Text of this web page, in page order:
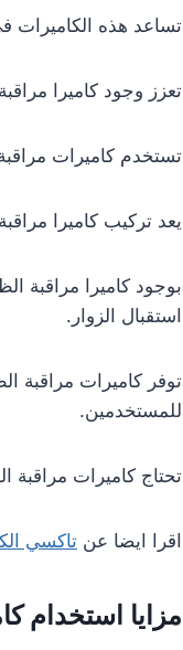
تساعد هذه الكاميرات
تعزز وجود كاميرا
تستخدم كاميرات
يعد تركيب كاميرا
بوجود كاميرا مراقبة
استقبال الزوار.
توفر كاميرات مراقبة
للمستخدمين.
تحتاج كاميرات مراقبة
اقرا ايضا عن تاكسي
مزايا استخدام